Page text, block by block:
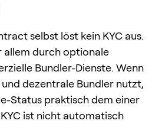
selbst löst kein KYC aus.
allem durch optionale
Bundler-Dienste. Wenn
dezentrale Bundler nutzt,
Status praktisch dem einer
ist nicht automatisch